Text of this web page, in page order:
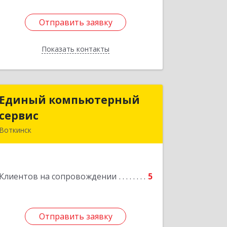
Отправить заявку
Показать контакты
Отправить заявку
Назад
Единый компьютерный
сервис
Воткинск
Клиентов на сопровождении 5
Отправить заявку
Единый компьютерный
Отправить заявку